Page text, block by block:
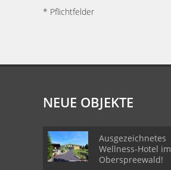
* Pflichtfelder
NEUE OBJEKTE
Ausgezeichnetes
Wellness-Hotel im
Oberspreewald!